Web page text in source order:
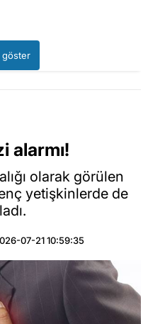
göster
alarmı!
olarak görülen
yetişkinlerde de
07-21 10:59:35